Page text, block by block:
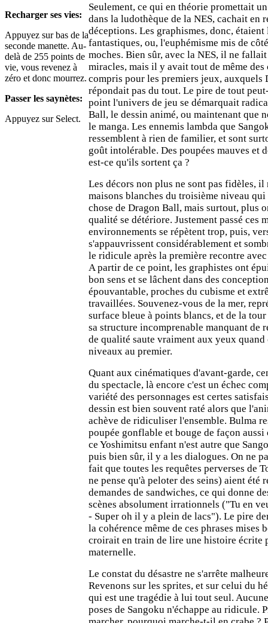
Recharger ses vies:
Appuyez sur bas de la
seconde manette. Au-
delà de 255 points de
vie, vous revenez à
zéro et donc mourrez.
Passer les saynètes:
Appuyez sur Select.
Seulement, ce qui en théorie promettait
dans la ludothèque de la NES, cachait en
déceptions. Les graphismes, donc,
fantastiques, ou, l'euphémisme mis de
moches. Bien sûr, avec la NES, il ne fallait
miracles, mais il y avait tout de même
compris pour les premiers jeux, auxquels
répondait pas du tout. Le pire de tout
point l'univers de jeu se démarquait
Ball, le dessin animé, ou maintenant que
le manga. Les ennemis lambda que
ressemblent à rien de familier, et sont
goût intolérable. Des poupées mauves et
est-ce qu'ils sortent ça ?
Les décors non plus ne sont pas fidèles, il
maisons blanches du troisième niveau
chose de Dragon Ball, mais surtout, plus
qualité se détériore. Justement passé ces
environnements se répètent trop, puis,
s'appauvrissent considérablement et
le ridicule après la première recontre
A partir de ce point, les graphistes ont
bon sens et se lâchent dans des
épouvantable, proches du cubisme et
travaillées. Souvenez-vous de la mer,
surface bleue à points blancs, et de la
sa structure incomprenable manquant de
de qualité saute vraiment aux yeux quand
niveaux au premier.
Quant aux cinématiques d'avant-garde,
du spectacle, là encore c'est un échec
variété des personnages est certes
dessin est bien souvent raté alors que
achève de ridiculiser l'ensemble. Bulma
poupée gonflable et bouge de façon aussi
ce Yoshimitsu enfant n'est autre que
puis bien sûr, il y a les dialogues. On ne
fait que toutes les requêtes perverses de
ne pense qu'à peloter des seins) aient été
demandes de sandwiches, ce qui donne
scènes absolument irrationnels ("Tu en
- Super oh il y a plein de lacs"). Le pire
la cohérence même de ces phrases mises
croirait en train de lire une histoire écrite
maternelle.
Le constat du désastre ne s'arrête
Revenons sur les sprites, et sur celui du
qui est une tragédie à lui tout seul.
poses de Sangoku n'échappe au ridicule.